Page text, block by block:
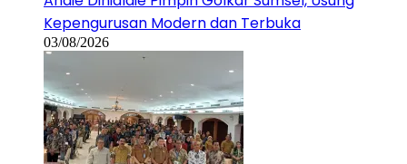
Kepengurusan Modern dan Terbuka
03/08/2026